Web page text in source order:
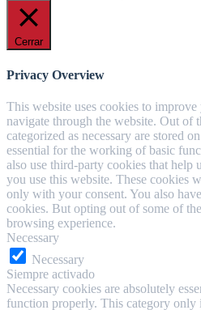
Cerrar
Privacy Overview
This website uses cookies to
navigate through the website. Out of
categorized as necessary are stored
essential for the working of basic
also use third-party cookies that help
you use this website. These cookies
only with your consent. You also
cookies. But opting out of some of
browsing experience.
Necessary
Necessary
Siempre activado
Necessary cookies are absolutely
function properly. This category only